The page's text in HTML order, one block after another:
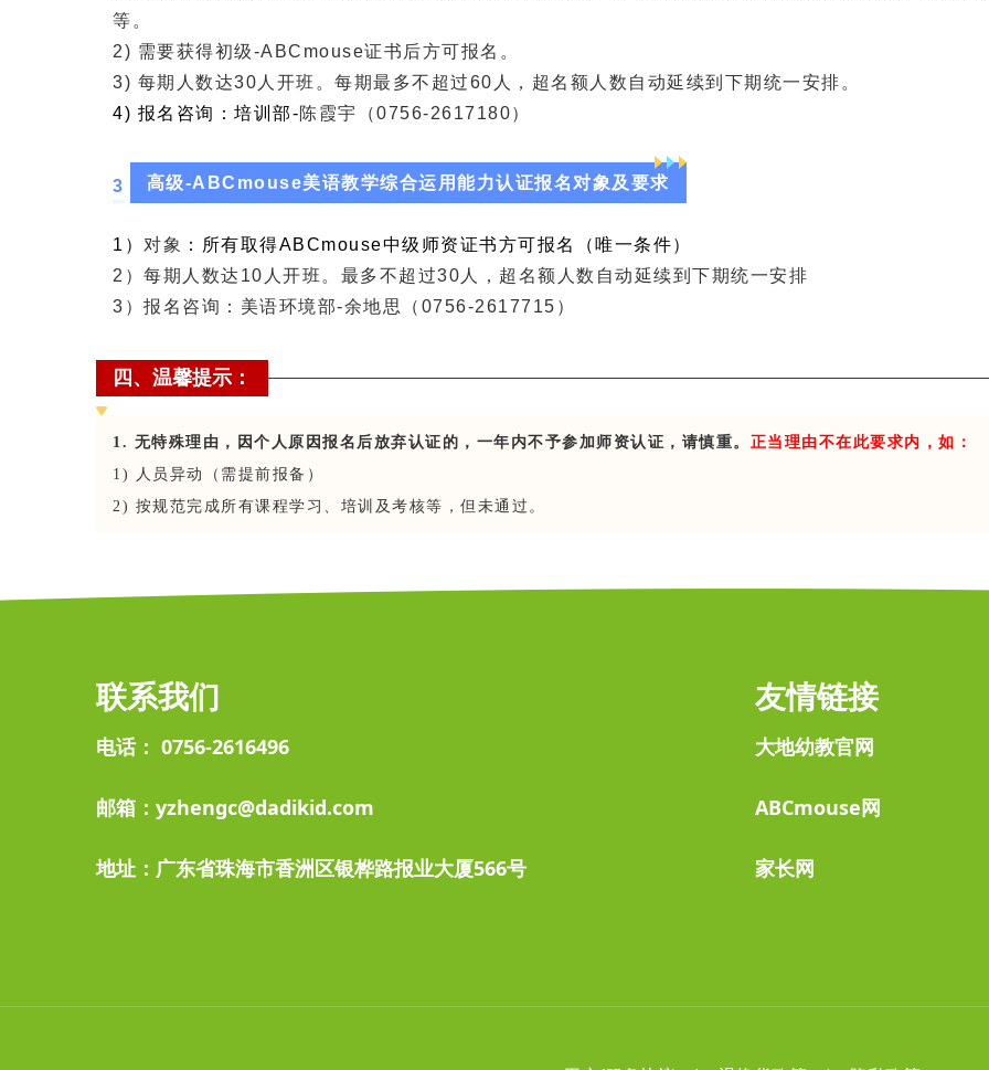
等。
2) 需要获得初级-ABCmouse证书后方可报名。
3) 每期人数达30人开班。每期最多不超过60人，超名额人数自动延续到下期统一安排。
4) 报名咨询：培训部-陈霞宇（0756-2617180）
3 高级-ABCmouse美语教学综合运用能力认证报名对象及要求
1） 对象 ：所有取得ABCmouse中级师资证书方可报名（唯一条件）
2）每期人数达10人开班。最多不超过30人，超名额人数自动延续到下期统一安排
3）报名咨询：美语环境部-余地思（0756-2617715）
四、 温馨提示：
1. 无特殊理由，因个人原因报名后放弃认证的，一年内不予参加师资认证，请慎重。 正当理由不在此要求内，如：
1)
人员异动（需提前报备）
2) 按规范完成所有课程学习、培训及考核等，但未通过 。
联系我们
电话： 0756-2616496
邮箱：yzhengc@dadikid.com
地址：广东省珠海市香洲区银桦路报业大厦566号
友情链接
大地幼教官网
ABCmouse网
家长网